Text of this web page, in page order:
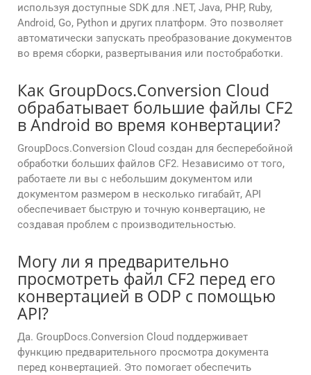
используя доступные SDK для .NET, Java, PHP, Ruby,
Android, Go, Python и других платформ. Это позволяет
автоматически запускать преобразование документов
во время сборки, развертывания или постобработки.
Как GroupDocs.Conversion Cloud
обрабатывает большие файлы CF2
в Android во время конвертации?
GroupDocs.Conversion Cloud создан для бесперебойной
обработки больших файлов CF2. Независимо от того,
работаете ли вы с небольшим документом или
документом размером в несколько гигабайт, API
обеспечивает быструю и точную конвертацию, не
создавая проблем с производительностью.
Могу ли я предварительно
просмотреть файл CF2 перед его
конвертацией в ODP с помощью
API?
Да. GroupDocs.Conversion Cloud поддерживает
функцию предварительного просмотра документа
перед конвертацией. Это помогает обеспечить